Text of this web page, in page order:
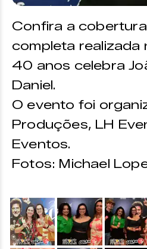
Confira a
completa realizada
40 anos celebra
Daniel.
O evento foi
Produções, LH
Eventos.
Fotos: Michael
&nbsp; &nbsp; &nbsp;